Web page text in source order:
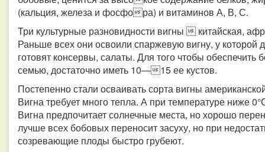
(кальция, железа и фосфора) и витаминов А, В, С.
Три культурные разновидности вигны  китайская,
Раньше всех они освоили спаржевую вигну, у
готовят консервы, салаты. Для того чтобы
семью, достаточно иметь 10—15 ее кустов.
Постепенно стали осваивать сорта вигны
Вигна требует много тепла. А при температуре ниже
Вигна предпочитает солнечные места, но хорошо
лучше всех бобовых переносит засуху, но при
созревающие плоды быстро грубеют.